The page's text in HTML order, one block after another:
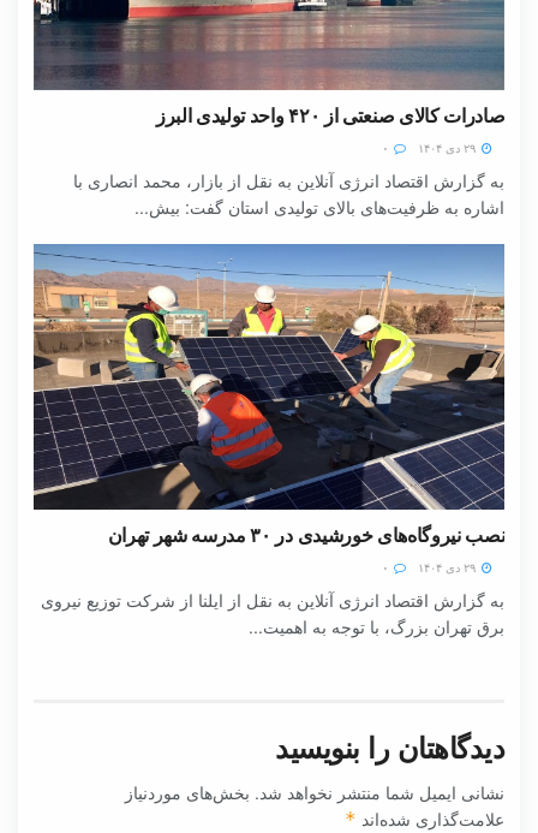
صادرات کالای صنعتی از ۴۲۰ واحد تولیدی البرز
به گزارش اقتصاد انرژی آنلاین به نقل از بازار، محمد انصاری با
اشاره به ظرفیت‌های بالای تولیدی استان گفت: بیش...
نصب نیروگاه‌های خورشیدی در ۳۰ مدرسه شهر تهران
به گزارش اقتصاد انرژی آنلاین به نقل از ایلنا از شرکت توزیع نیروی
برق تهران بزرگ، با توجه به اهمیت...
دیدگاهتان را بنویسید
نشانی ایمیل شما منتشر نخواهد شد. بخش‌های موردنیاز
علامت‌گذاری شده‌اند *